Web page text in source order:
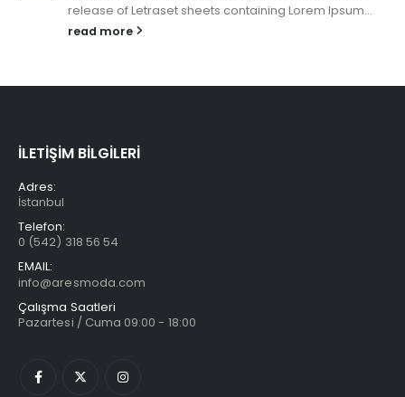
release of Letraset sheets containing Lorem Ipsum...
read more
İLETİŞİM BİLGİLERİ
Adres:
İstanbul
Telefon:
0 (542) 318 56 54
EMAIL:
info@aresmoda.com
Çalışma Saatleri
Pazartesi / Cuma 09:00 - 18:00